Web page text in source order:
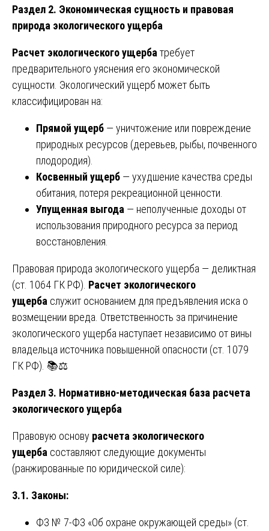
Раздел 2. Экономическая сущность и правовая
природа экологического ущерба
Расчет экологического ущерба требует
предварительного уяснения его экономической
сущности. Экологический ущерб может быть
классифицирован на:
Прямой ущерб — уничтожение или повреждение
природных ресурсов (деревьев, рыбы, почвенного
плодородия).
Косвенный ущерб — ухудшение качества среды
обитания, потеря рекреационной ценности.
Упущенная выгода — неполученные доходы от
использования природного ресурса за период
восстановления.
Правовая природа экологического ущерба — деликтная
(ст. 1064 ГК РФ). Расчет экологического
ущерба служит основанием для предъявления иска о
возмещении вреда. Ответственность за причинение
экологического ущерба наступает независимо от вины
владельца источника повышенной опасности (ст. 1079
ГК РФ). 📚⚖️
Раздел 3. Нормативно-методическая база расчета
экологического ущерба
Правовую основу расчета экологического
ущерба составляют следующие документы
(ранжированные по юридической силе):
3.1. Законы:
ФЗ № 7-ФЗ «Об охране окружающей среды» (ст.